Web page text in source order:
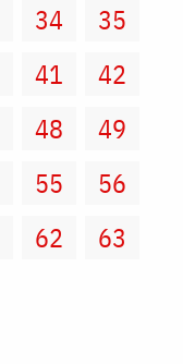
34
35
41
42
48
49
55
56
62
63